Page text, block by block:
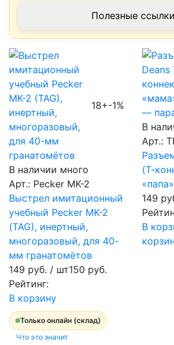
Полезные ссылки
18+-1%
В наличии много
Арт.: Pecker MK-2
Выстрел имитационный
учебный Pecker MK-2
(TAG), инертный,
многоразовый, для 40-
мм гранатомётов
149 руб. / шт150 руб.
Рейтинг:
В корзину
Только онлайн (склад)
Что это значит
В
Арт.:
(Т-
149
В